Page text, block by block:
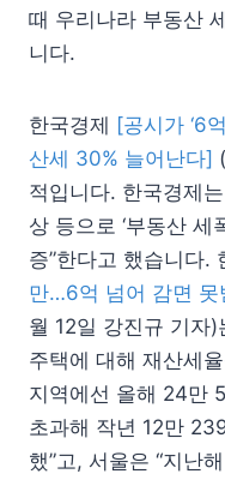
때 우리나라 부동산
니다.
한국경제 [공시가 ‘6
산세 30% 늘어난다]
적입니다. 한국경제
상 등으로 ‘부동산 세
증”한다고 했습니다.
만…6억 넘어 감면
월 12일 강진규 기자
주택에 대해 재산세
지역에선 올해 24만
초과해 작년 12만
했”고, 서울은 “지난